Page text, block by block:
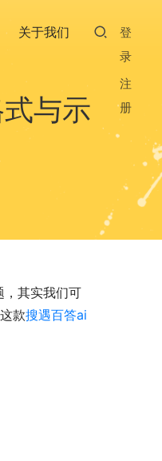
关于我们
登
录
注
册
与示
，其实我们可
款搜遇百答ai